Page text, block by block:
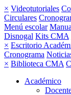
× Videotutoriales
Circulares
Menú escolar
Disnogal Kits CMA
× Escritorio
Cronograma
× Biblioteca CMA
Académico